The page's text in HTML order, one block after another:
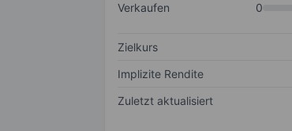
Verkaufen
0
Zielkurs
Implizite Rendite
Zuletzt aktualisiert